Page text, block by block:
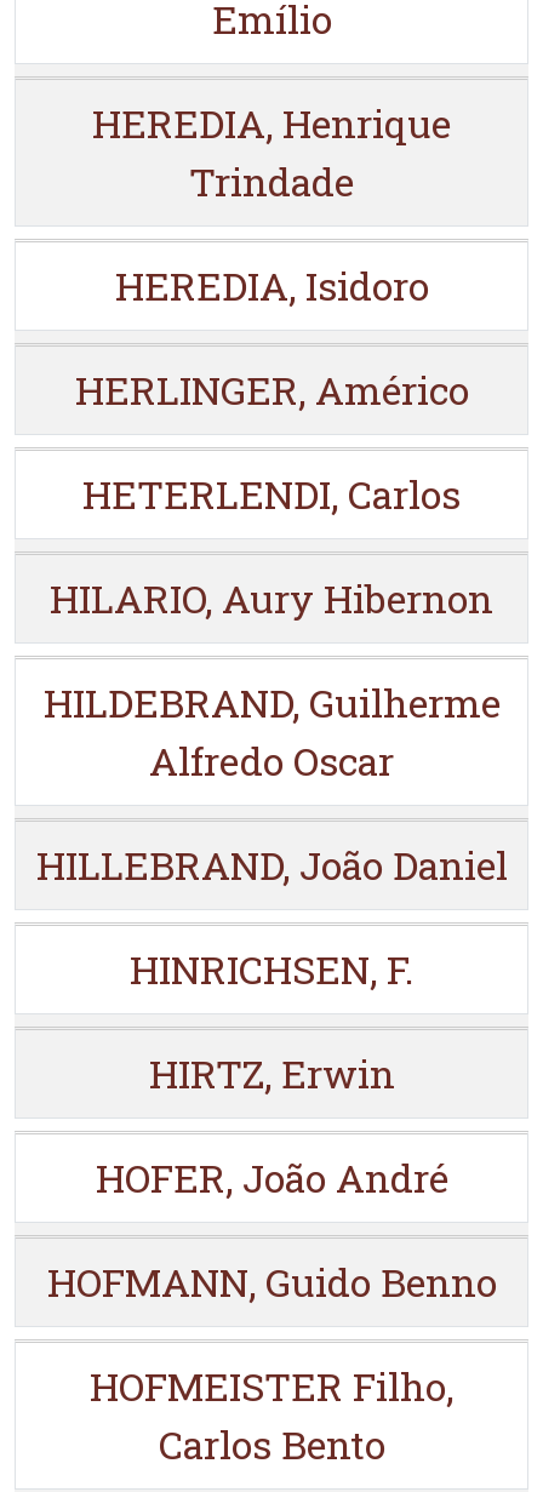
Emílio
HEREDIA, Henrique
Trindade
HEREDIA, Isidoro
HERLINGER, Américo
HETERLENDI, Carlos
HILARIO, Aury Hibernon
HILDEBRAND, Guilherme
Alfredo Oscar
HILLEBRAND, João Daniel
HINRICHSEN, F.
HIRTZ, Erwin
HOFER, João André
HOFMANN, Guido Benno
HOFMEISTER Filho,
Carlos Bento